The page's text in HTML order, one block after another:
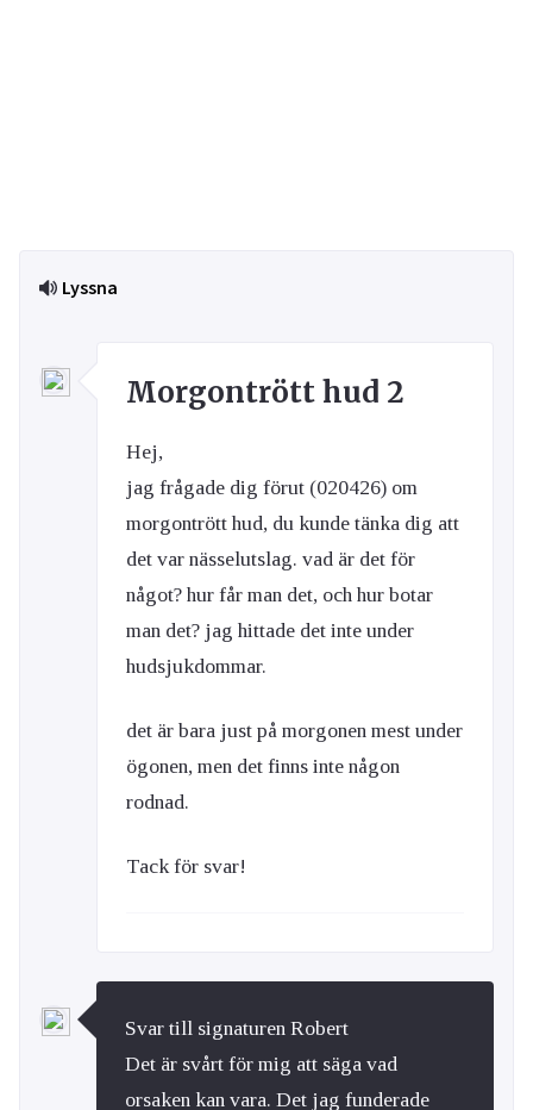
Lyssna
Morgontrött hud 2
Hej,
jag frågade dig förut (020426) om
morgontrött hud, du kunde tänka dig att
det var nässelutslag. vad är det för
något? hur får man det, och hur botar
man det? jag hittade det inte under
hudsjukdommar.
det är bara just på morgonen mest under
ögonen, men det finns inte någon
rodnad.
Tack för svar!
Svar till signaturen Robert
Det är svårt för mig att säga vad
orsaken kan vara. Det jag funderade